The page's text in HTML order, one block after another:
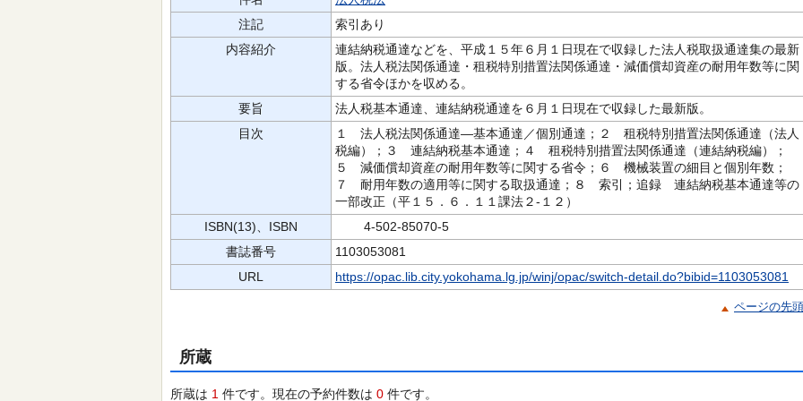
注記
索引あり
内容紹介
連結納税通達などを、平成１５年６月１日現在で収録した法人税取扱通達集の最新
版。法人税法関係通達・租税特別措置法関係通達・減価償却資産の耐用年数等に関
する省令ほかを収める。
要旨
法人税基本通達、連結納税通達を６月１日現在で収録した最新版。
目次
１ 法人税法関係通達―基本通達／個別通達；２ 租税特別措置法関係通達（法人
税編）；３ 連結納税基本通達；４ 租税特別措置法関係通達（連結納税編）；
５ 減価償却資産の耐用年数等に関する省令；６ 機械装置の細目と個別年数；
７ 耐用年数の適用等に関する取扱通達；８ 索引；追録 連結納税基本通達等の
一部改正（平１５．６．１１課法２‐１２）
ISBN(13)、ISBN
4-502-85070-5
書誌番号
1103053081
URL
https://opac.lib.city.yokohama.lg.jp/winj/opac/switch-detail.do?bibid=1103053081
ページの先
所蔵
所蔵は 1 件です。現在の予約件数は 0 件です。